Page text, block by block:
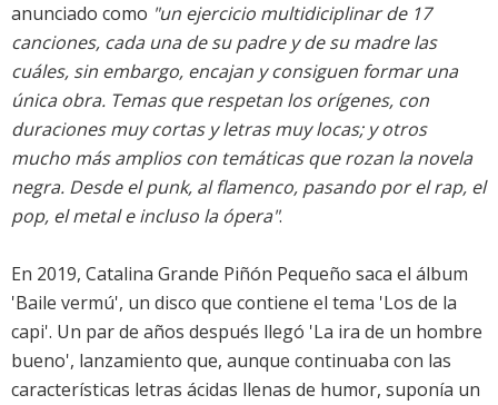
anunciado como "un ejercicio multidiciplinar de 17
canciones, cada una de su padre y de su madre las
cuáles, sin embargo, encajan y consiguen formar una
única obra. Temas que respetan los orígenes, con
duraciones muy cortas y letras muy locas; y otros
mucho más amplios con temáticas que rozan la novela
negra. Desde el punk, al flamenco, pasando por el rap, el
pop, el metal e incluso la ópera".
En 2019, Catalina Grande Piñón Pequeño saca el álbum
'Baile vermú', un disco que contiene el tema 'Los de la
capi'. Un par de años después llegó 'La ira de un hombre
bueno', lanzamiento que, aunque continuaba con las
características letras ácidas llenas de humor, suponía un